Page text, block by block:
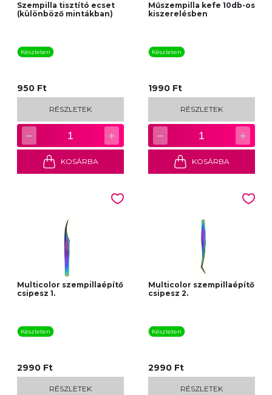
Szempilla tisztító ecset
(különböző mintákban)
Készleten
950 Ft
RÉSZLETEK
− 1 +
KOSÁRBA
Műszempilla kefe 10db-os
kiszerelésben
Készleten
1990 Ft
RÉSZLETEK
− 1 +
KOSÁRBA
Multicolor szempillaépítő
csipesz 1.
Készleten
2990 Ft
RÉSZLETEK
Multicolor szempillaépítő
csipesz 2.
Készleten
2990 Ft
RÉSZLETEK